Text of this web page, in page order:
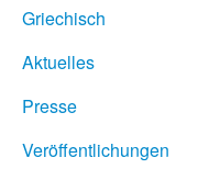
Griechisch
Aktuelles
Presse
Veröffentlichungen